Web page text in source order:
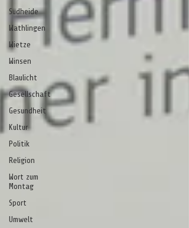
Südheide
Wathlingen
Wietze
Winsen
Blaulicht
Gesellschaft
Gesundheit
Kultur
Politik
Religion
Wort zum
Montag
Sport
Umwelt